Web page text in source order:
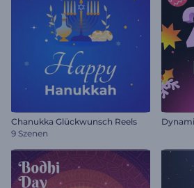
Chanukka Glückwunsch Reels
9 Szenen